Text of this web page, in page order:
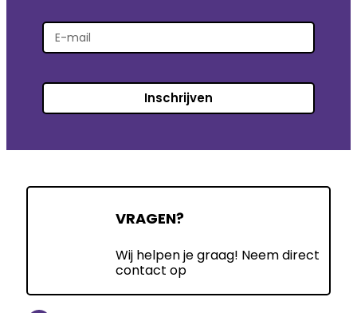
Inschrijven
VRAGEN?
Wij helpen je graag! Neem direct
contact op